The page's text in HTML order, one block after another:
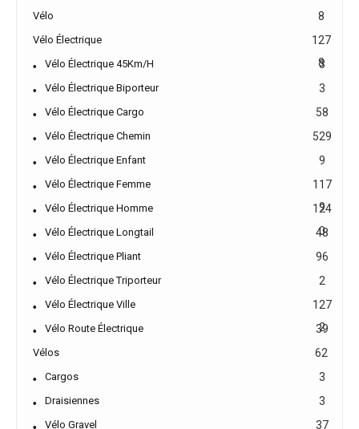
Vélo 8
Vélo Électrique
127
8
Vélo Électrique 45Km/h 3
Vélo Électrique Biporteur 3
Vélo Électrique Cargo 58
Vélo Électrique Chemin 529
Vélo Électrique Enfant 9
Vélo Électrique Femme
117
9
Vélo Électrique Homme
124
0
Vélo Électrique Longtail 48
Vélo Électrique Pliant 96
Vélo Électrique Triporteur 2
Vélo Électrique Ville
127
2
Vélo Route Électrique 39
Vélos 62
Cargos 3
Draisiennes 3
Vélo Gravel 37